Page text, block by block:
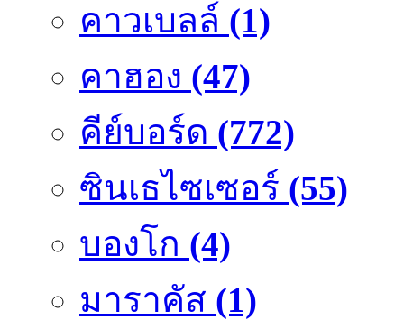
คาวเบลล์ (1)
คาฮอง (47)
คีย์บอร์ด (772)
ซินเธไซเซอร์ (55)
บองโก (4)
มาราคัส (1)